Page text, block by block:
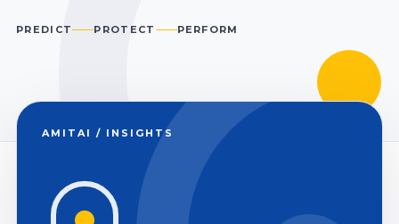
PREDICT PROTECT PERFORM
AMITAI / INSIGHTS